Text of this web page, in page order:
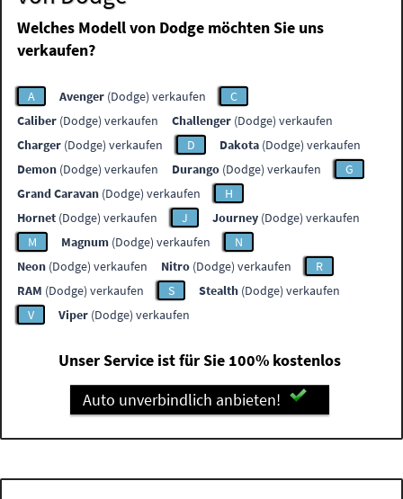
Welches Modell von Dodge möchten Sie uns
verkaufen?
A Avenger (Dodge) verkaufen
C
Caliber (Dodge) verkaufen Challenger (Dodge) verkaufen
Charger (Dodge) verkaufen D Dakota (Dodge) verkaufen
Demon (Dodge) verkaufen Durango (Dodge) verkaufen
G
Grand Caravan (Dodge) verkaufen
H
Hornet (Dodge) verkaufen J Journey (Dodge) verkaufen
M
Magnum (Dodge) verkaufen
N
Neon (Dodge) verkaufen Nitro (Dodge) verkaufen
R
RAM (Dodge) verkaufen S Stealth (Dodge) verkaufen
V
Viper (Dodge) verkaufen
Unser Service ist für Sie 100% kostenlos
Auto unverbindlich anbieten!